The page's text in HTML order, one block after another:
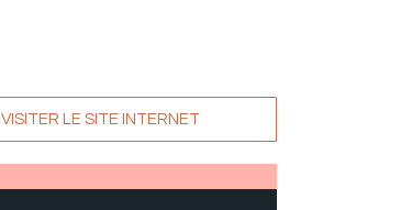
VISITER LE SITE INTERNET